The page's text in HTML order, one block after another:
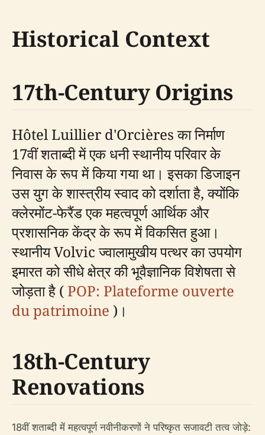
Historical Context
17th-Century Origins
Hôtel Luillier d'Orcières का निर्माण
17वीं शताब्दी में एक धनी स्थानीय परिवार के
निवास के रूप में किया गया था। इसका डिजाइन
उस युग के शास्त्रीय स्वाद को दर्शाता है, क्योंकि
क्लेरमोंट-फेरैंड एक महत्वपूर्ण आर्थिक और
प्रशासनिक केंद्र के रूप में विकसित हुआ।
स्थानीय Volvic ज्वालामुखीय पत्थर का उपयोग
इमारत को सीधे क्षेत्र की भूवैज्ञानिक विशेषता से
जोड़ता है ( POP: Plateforme ouverte
du patrimoine )।
18th-Century
Renovations
18वीं शताब्दी में महत्वपूर्ण नवीनीकरणों ने परिष्कृत सजावटी तत्व जोड़े: